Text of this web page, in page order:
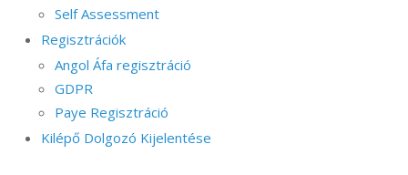
Self Assessment
Regisztrációk
Angol Áfa regisztráció
GDPR
Paye Regisztráció
Kilépő Dolgozó Kijelentése